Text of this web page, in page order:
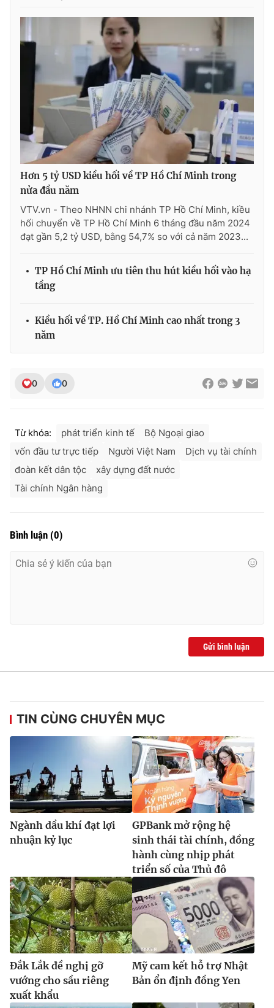
Email:
toasoan@vtv.vn
Liên hệ quảng cáo:024-7300.7108
® Cấm sao chép dưới mọi hình thức nếu không có sự chấp
thuận bằng văn bản. Ghi rõ nguồn VTV.vn khi phát hành lại
thông tin từ website này.
Hơn 5 tỷ USD kiều hối về TP Hồ Chí Minh trong
nửa đầu năm
VTV.vn - Theo NHNN chi nhánh TP Hồ Chí Minh, kiều
hối chuyển về TP Hồ Chí Minh 6 tháng đầu năm 2024
đạt gần 5,2 tỷ USD, bằng 54,7% so với cả năm 2023...
TP Hồ Chí Minh ưu tiên thu hút kiều hối vào hạ
tầng
Kiều hối về TP. Hồ Chí Minh cao nhất trong 3
năm
0 0
Từ khóa: phát triển kinh tế
Bộ Ngoại giao
vốn đầu tư trực tiếp
Người Việt Nam
Dịch vụ tài chính
đoàn kết dân tộc
xây dựng đất nước
Tài chính Ngân hàng
Bình luận (0)
Gửi bình luận
TIN CÙNG CHUYÊN MỤC
Ngành dầu khí đạt lợi
nhuận kỷ lục
GPBank mở rộng hệ
sinh thái tài chính, đồng
hành cùng nhịp phát
triển số của Thủ đô
Đắk Lắk đề nghị gỡ
vướng cho sầu riêng
xuất khẩu
Mỹ cam kết hỗ trợ Nhật
Bản ổn định đồng Yen